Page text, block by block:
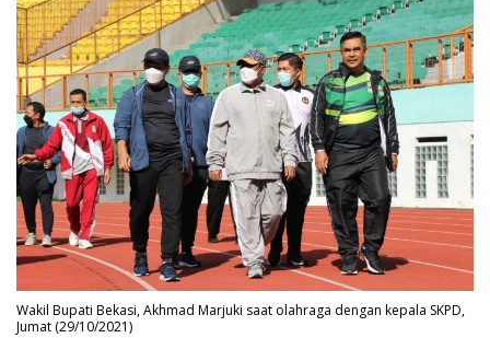
Wakil Bupati Bekasi, Akhmad Marjuki saat olahraga dengan kepala SKPD,
Jumat (29/10/2021)